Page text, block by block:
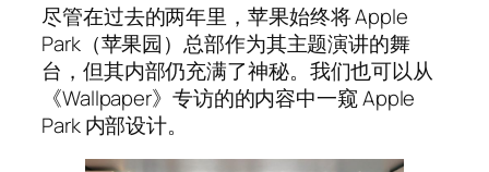
尽管在过去的两年里，苹果始终将 Apple
Park（苹果园）总部作为其主题演讲的舞
台，但其内部仍充满了神秘。我们也可以从
《Wallpaper》专访的的内容中一窥 Apple
Park 内部设计。